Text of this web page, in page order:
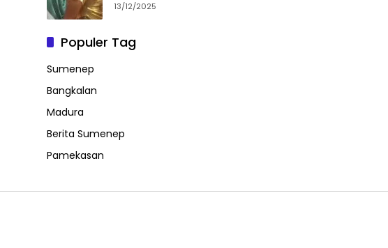
13/12/2025
Populer Tag
Sumenep
Bangkalan
Madura
Berita Sumenep
Pamekasan